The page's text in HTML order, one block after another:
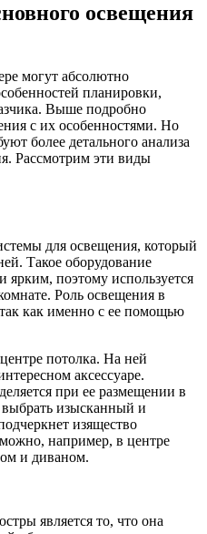
освещения
могут абсолютно
планировки,
Выше подробно
с их особенностями. Но
более детального анализа
Рассмотрим эти виды
для освещения, который
Такое оборудование
поэтому используется
Роль освещения в
как именно с ее помощью
потолка. На ней
аксессуаре.
при ее размещении в
выбрать изысканный и
изящество
например, в центре
и диваном.
является то, что она